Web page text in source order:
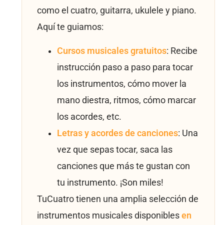
como el cuatro, guitarra, ukulele y piano.
Aquí te guiamos:
Cursos musicales gratuitos: Recibe
instrucción paso a paso para tocar
los instrumentos, cómo mover la
mano diestra, ritmos, cómo marcar
los acordes, etc.
Letras y acordes de canciones: Una
vez que sepas tocar, saca las
canciones que más te gustan con
tu instrumento. ¡Son miles!
TuCuatro tienen una amplia selección de
instrumentos musicales disponibles en